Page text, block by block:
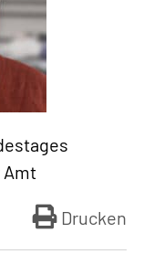
Amt
Drucken